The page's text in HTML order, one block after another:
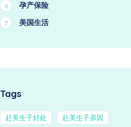
6 孕产保险
7 美国生活
Tags
赴美生子好处 赴美生子原因